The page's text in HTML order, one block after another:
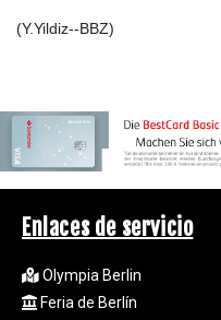
(Y.Yildiz--BBZ)
Enlaces de servicio
Olympia Berlin
Feria de Berlín